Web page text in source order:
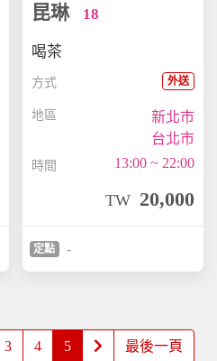
昆琳 18
喝茶
方式 外送
地區
新北市
台北市
時間 13:00 ~ 22:00
TW 20,000
定點 -
3 4 5 最後一頁